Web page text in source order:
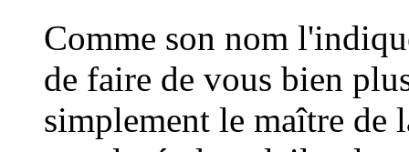
Comme son nom
de faire de vous bien
simplement le maître